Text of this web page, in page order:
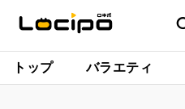
トップ バラエティ